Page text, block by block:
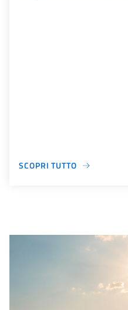
SCOPRI TUTTO